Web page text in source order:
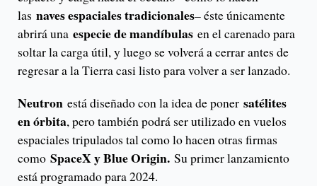
las naves espaciales tradicionales– éste únicamente
abrirá una especie de mandíbulas en el carenado para
soltar la carga útil, y luego se volverá a cerrar antes de
regresar a la Tierra casi listo para volver a ser lanzado.
Neutron está diseñado con la idea de poner satélites
en órbita, pero también podrá ser utilizado en vuelos
espaciales tripulados tal como lo hacen otras firmas
como SpaceX y Blue Origin. Su primer lanzamiento
está programado para 2024.